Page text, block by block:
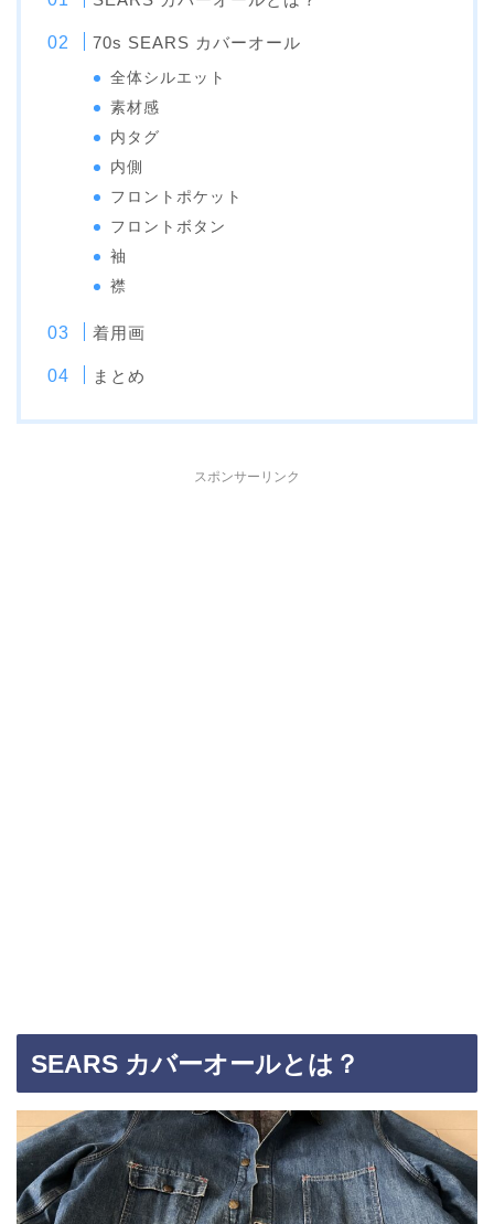
70s SEARS カバーオール
全体シルエット
素材感
内タグ
内側
フロントポケット
フロントボタン
袖
襟
着用画
まとめ
スポンサーリンク
SEARS カバーオールとは？